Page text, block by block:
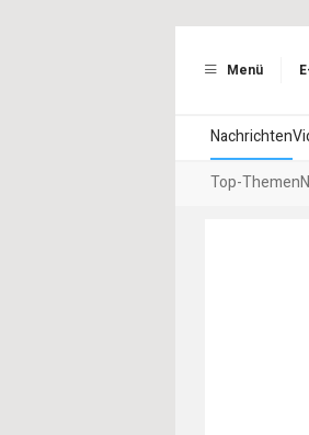
Menü
Nachrichten
Top-Themen